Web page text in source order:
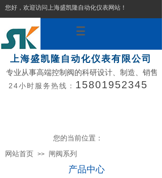
您好，欢迎访问上海盛凯隆自动化仪表网站！
上海盛凯隆自动化仪表有限公司
专业从事高端控制阀的科研设计、制造、销售
24小时服务热线： 15801952345
您的当前位置：
产品中心
网站首页 >> 闸阀系列